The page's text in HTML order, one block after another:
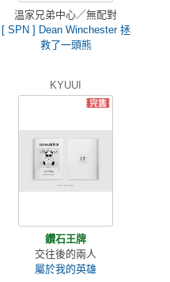
溫家兄弟中心／無配對
[ SPN ] Dean Winchester 拯
救了一頭熊
KYUUI
鑽石王牌
交往後的兩人
屬於我的英雄